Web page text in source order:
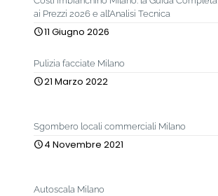
ai Prezzi 2026 e all’Analisi Tecnica
11 Giugno 2026
Pulizia facciate Milano
21 Marzo 2022
Sgombero locali commerciali Milano
4 Novembre 2021
Autoscala Milano